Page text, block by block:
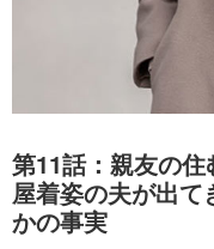
第11話：親友の
屋着姿の夫が出
かの事実